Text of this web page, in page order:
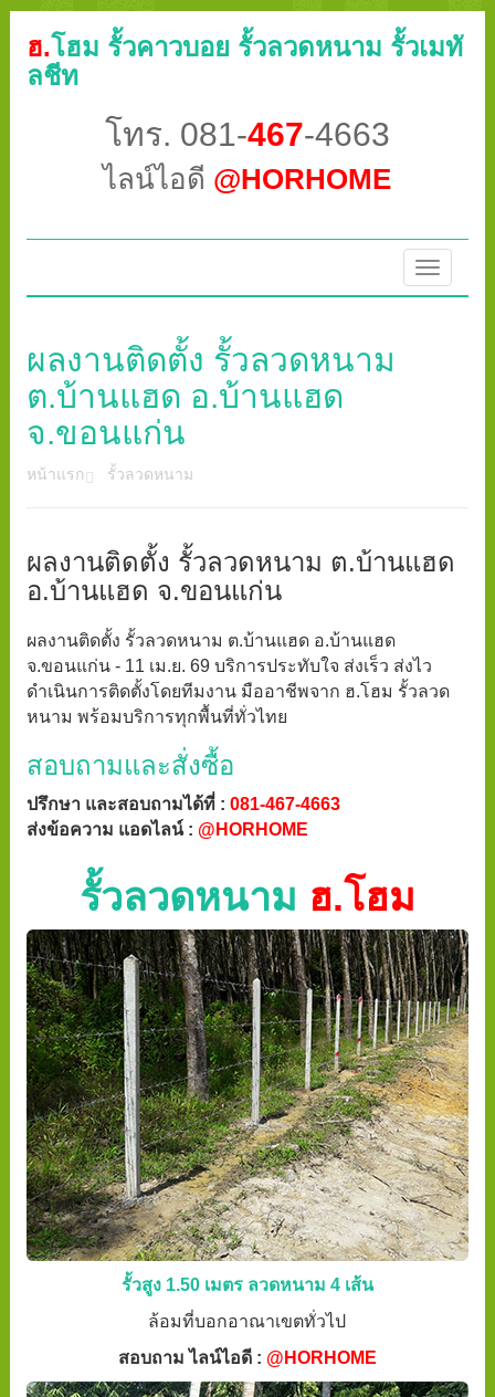
ฮ.โฮม รั้วคาวบอย รั้วลวดหนาม รั้วเมทั
ลชีท
โทร. 081-467-4663
ไลน์ไอดี @HORHOME
Toggle
ผลงานติดตั้ง รั้วลวดหนาม
ต.บ้านแฮด อ.บ้านแฮด
จ.ขอนแก่น
หน้าแรก รั้วลวดหนาม
ผลงานติดตั้ง รั้วลวดหนาม ต.บ้านแฮด
อ.บ้านแฮด จ.ขอนแก่น
ผลงานติดตั้ง รั้วลวดหนาม ต.บ้านแฮด อ.บ้านแฮด
จ.ขอนแก่น - 11 เม.ย. 69 บริการประทับใจ ส่งเร็ว ส่งไว
ดำเนินการติดตั้งโดยทีมงาน มืออาชีพจาก ฮ.โฮม รั้วลวด
หนาม พร้อมบริการทุกพื้นที่ทั่วไทย
สอบถามและสั่งซื้อ
ปรึกษา และสอบถามได้ที่ : 081-467-4663
ส่งข้อความ แอดไลน์ : @HORHOME
รั้วลวดหนาม ฮ.โฮม
รั้วสูง 1.50 เมตร ลวดหนาม 4 เส้น
ล้อมที่บอกอาณาเขตทั่วไป
สอบถาม ไลน์ไอดี : @HORHOME